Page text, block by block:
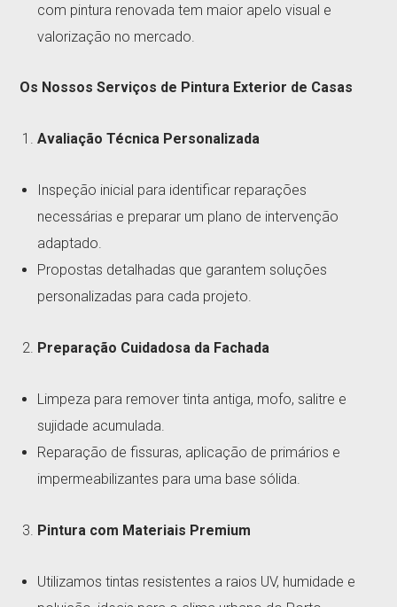
com pintura renovada tem maior apelo visual e
valorização no mercado.
Os Nossos Serviços de Pintura Exterior de Casas
Avaliação Técnica Personalizada
Inspeção inicial para identificar reparações
necessárias e preparar um plano de intervenção
adaptado.
Propostas detalhadas que garantem soluções
personalizadas para cada projeto.
Preparação Cuidadosa da Fachada
Limpeza para remover tinta antiga, mofo, salitre e
sujidade acumulada.
Reparação de fissuras, aplicação de primários e
impermeabilizantes para uma base sólida.
Pintura com Materiais Premium
Utilizamos tintas resistentes a raios UV, humidade e